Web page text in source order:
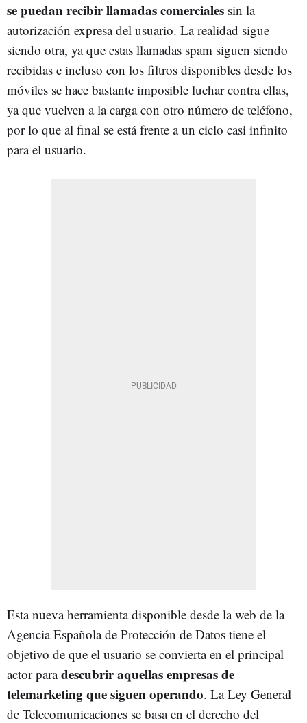
se puedan recibir llamadas comerciales sin la
autorización expresa del usuario. La realidad sigue
siendo otra, ya que estas llamadas spam siguen siendo
recibidas e incluso con los filtros disponibles desde los
móviles se hace bastante imposible luchar contra ellas,
ya que vuelven a la carga con otro número de teléfono,
por lo que al final se está frente a un ciclo casi infinito
para el usuario.
Esta nueva herramienta disponible desde la web de la
Agencia Española de Protección de Datos tiene el
objetivo de que el usuario se convierta en el principal
actor paradescubrir aquellas empresas de
telemarketing que siguen operando. La Ley General
de Telecomunicaciones se basa en el derecho del